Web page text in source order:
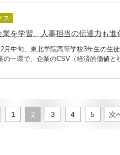
ス
業を学習、人事担当の伝達力も
月中旬、東北学院高等学校3年生の生
の一環で、企業のCSV（経済的価値と
1 2 3 4 5 次